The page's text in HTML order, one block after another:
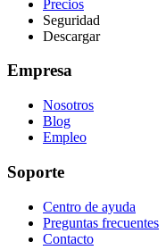
Precios
Seguridad
Descargar
Empresa
Nosotros
Blog
Empleo
Soporte
Centro de ayuda
Preguntas frecuentes
Contacto